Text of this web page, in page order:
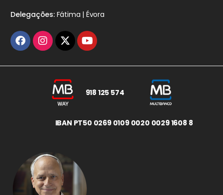
Delegações:Fátima | Évora
918 125 574
IBAN PT50 0269 0109 0020 0029 1608 8